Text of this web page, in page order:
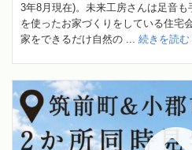
3年8月現在)。未来工房さんは足音
を使ったお家づくりをしている住宅
家をできるだけ自然の ... 続きを読む